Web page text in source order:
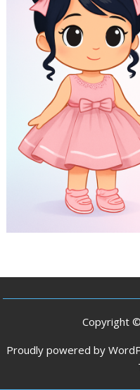
Copyright
Proudly powered by